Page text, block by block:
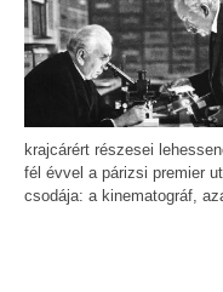
krajcárért részesei
fél évvel a párizsi premier
csodája: a kinematográf,